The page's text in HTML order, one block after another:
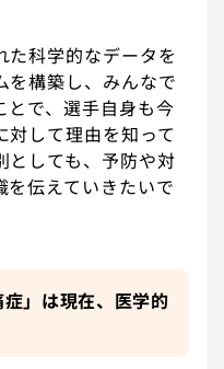
た科学的なデータを
を構築し、みんなで
とで、選手自身も今
対して理由を知って
としても、予防や対
伝えていきたいで
」は現在、医学的